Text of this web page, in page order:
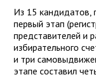
Из 15
первый этап
представителей и
избирательного
и три
этапе составил